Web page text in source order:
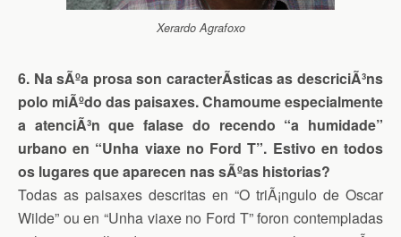
Xerardo Agrafoxo
6. Na sÃºa prosa son caracterÃ­sticas as descriciÃ³ns
polo miÃºdo das paisaxes. Chamoume especialmente
a atenciÃ³n que falase do recendo “a humidade”
urbano en “Unha viaxe no Ford T”. Estivo en todos
os lugares que aparecen nas sÃºas historias?
Todas as paisaxes descritas en “O triÃ¡ngulo de Oscar
Wilde” ou en “Unha viaxe no Ford T” foron contempladas